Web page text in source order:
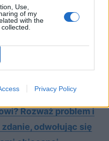
Use,
of my
with the
Privacy Policy
li­te­ra­tu­rze. Omów
Lal­ki Bo­le­
od­po­wie­dzi
wy­bra­ny kon­
przyjazna czy
Rozważ problem i
odwołując się